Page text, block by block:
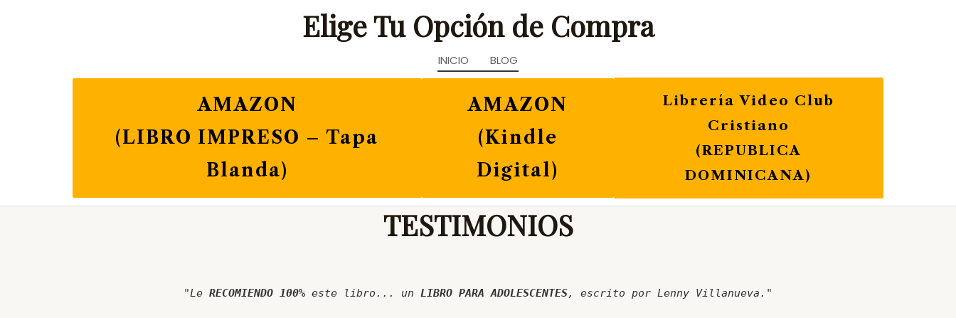
INICIO
BLOG
Elige Tu Opción de Compra
AMAZON
(LIBRO IMPRESO – Tapa
Blanda)
AMAZON
(Kindle
Digital)
Librería Video Club
Cristiano
(REPUBLICA
DOMINICANA)
TESTIMONIOS
"Le RECOMIENDO 100% este libro... un LIBRO PARA ADOLESCENTES, escrito por Lenny Villanueva."